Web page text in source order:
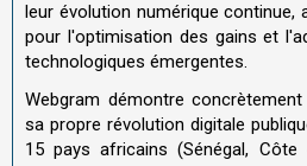
leur évolution numérique continue,
pour l'optimisation des gains et
technologiques émergentes.
Webgram démontre
sa propre révolution digitale
15 pays africains (Sénégal, Côte